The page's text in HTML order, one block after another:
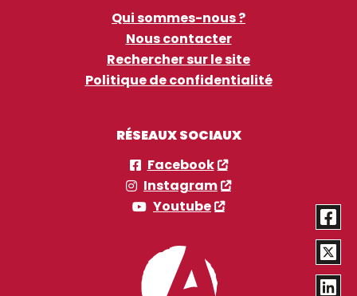
Qui sommes-nous ?
Nous contacter
Rechercher sur le site
Politique de confidentialité
RÉSEAUX SOCIAUX
Facebook
Instagram
Youtube